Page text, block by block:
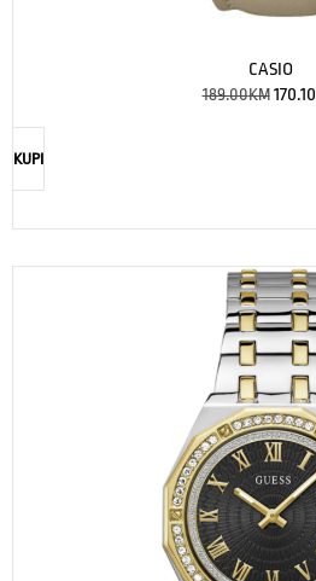
CASIO
189.00KM 170.10
KUPI